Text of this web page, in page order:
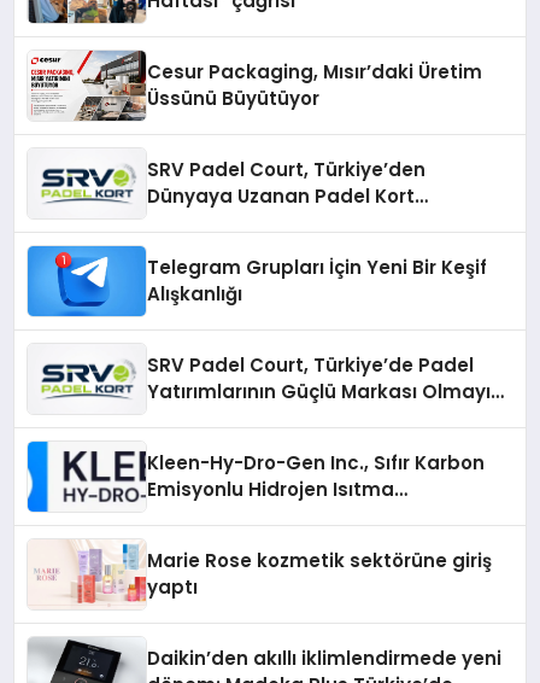
Cesur Packaging, Mısır’daki Üretim
Üssünü Büyütüyor
SRV Padel Court, Türkiye’den
Dünyaya Uzanan Padel Kort
Telegram Grupları İçin Yeni Bir Keşif
Alışkanlığı
SRV Padel Court, Türkiye’de Padel
Yatırımlarının Güçlü Markası Olmayı
Kleen-Hy-Dro-Gen Inc., Sıfır Karbon
Emisyonlu Hidrojen Isıtma
Marie Rose kozmetik sektörüne giriş
yaptı
Daikin’den akıllı iklimlendirmede yeni